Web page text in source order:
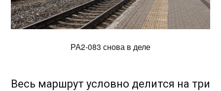
РА2-083 снова в деле
Весь маршрут условно делится на три